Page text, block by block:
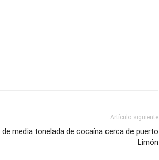
Artículo siguiente
media tonelada de cocaína cerca de puerto
Limón